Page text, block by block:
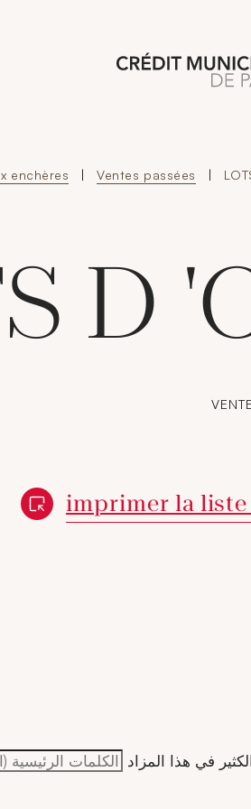
de Paris
enchères | Ventes passées |
D
imprimer la liste
في هذا المزاد